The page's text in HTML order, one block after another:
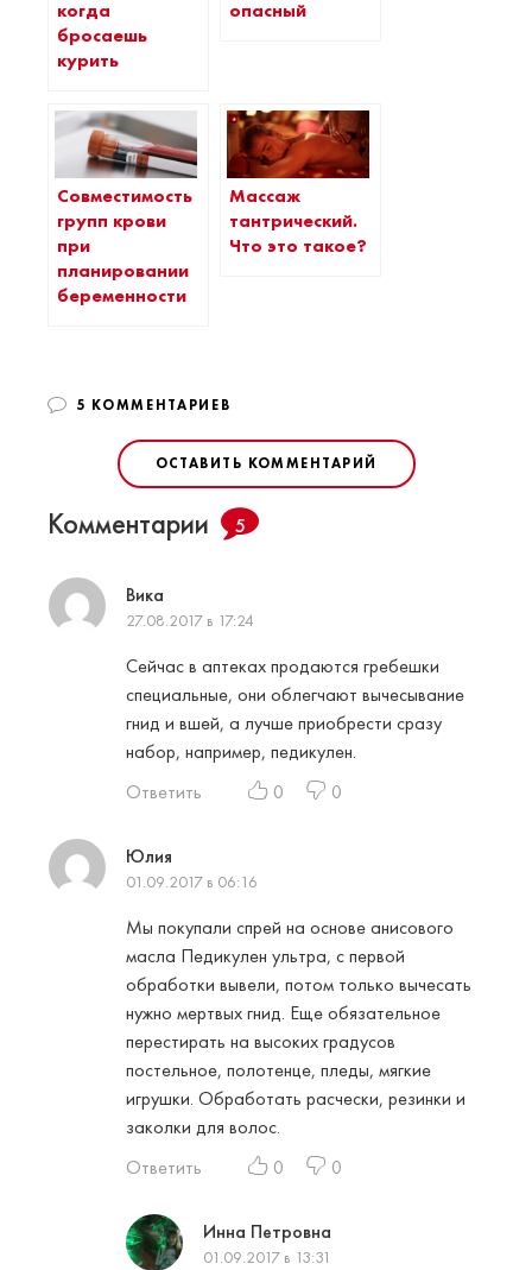
когда
бросаешь
курить
опасный
Совместимость
групп крови
при
планировании
беременности
Массаж
тантрический.
Что это такое?
5 КОММЕНТАРИЕВ
ОСТАВИТЬ КОММЕНТАРИЙ
Комментарии 5
Вика
27.08.2017 в 17:24
Сейчас в аптеках продаются гребешки
специальные, они облегчают вычесывание
гнид и вшей, а лучше приобрести сразу
набор, например, педикулен.
Ответить
0 0
Юлия
01.09.2017 в 06:16
Мы покупали спрей на основе анисового
масла Педикулен ультра, с первой
обработки вывели, потом только вычесать
нужно мертвых гнид. Еще обязательное
перестирать на высоких градусов
постельное, полотенце, пледы, мягкие
игрушки. Обработать расчески, резинки и
заколки для волос.
Ответить
0 0
Инна Петровна
01.09.2017 в 13:31